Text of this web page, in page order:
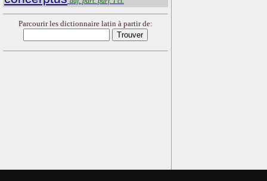
Parcourir les dictionnaire latin à partir de: